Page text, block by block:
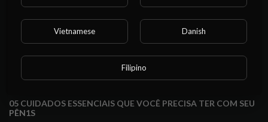
05 CUIDADOS ESSENCIAIS QUE VOCÊ PRECISA TER COM SEU
PÊN1S
Vietnamese Danish
Filipino